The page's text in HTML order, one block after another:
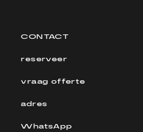
CONTACT
reserveer
vraag offerte
adres
WhatsApp